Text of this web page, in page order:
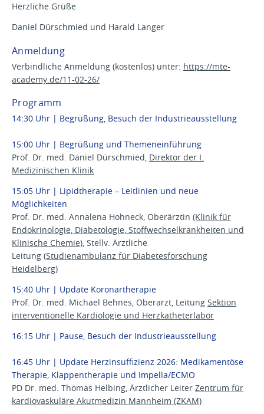
Herzliche Grüße
Daniel Dürschmied und Harald Langer
Anmeldung
Verbindliche Anmeldung (kostenlos) unter: https://mte-
academy.de/11-02-26/
Programm
14:30 Uhr | Begrüßung, Besuch der Industrieausstellung
15:00 Uhr | Begrüßung und Themeneinführung
Prof. Dr. med. Daniel Dürschmied, Direktor der I.
Medizinischen Klinik
15:05 Uhr | Lipidtherapie – Leitlinien und neue
Möglichkeiten
Prof. Dr. med. Annalena Hohneck, Oberärztin (Klinik für
Endokrinologie, Diabetologie, Stoffwechselkrankheiten und
Klinische Chemie), Stellv. Ärztliche
Leitung (Studienambulanz für Diabetesforschung
Heidelberg)
15:40 Uhr | Update Koronartherapie
Prof. Dr. med. Michael Behnes, Oberarzt, Leitung Sektion
interventionelle Kardiologie und Herzkatheterlabor
16:15 Uhr | Pause, Besuch der Industrieausstellung
16:45 Uhr | Update Herzinsuffizienz 2026: Medikamentöse
Therapie, Klappentherapie und Impella/ECMO
PD Dr. med. Thomas Helbing, Ärztlicher Leiter Zentrum für
kardiovaskuläre Akutmedizin Mannheim (ZKAM)